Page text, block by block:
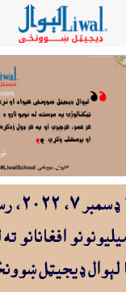
ليندۍ
افغانانو ته
لېوال ډيجيټل